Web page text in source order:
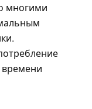
многими
времени